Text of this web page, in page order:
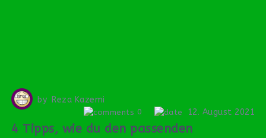
by Reza Kazemi
0 12. August 2021
4 Tipps, wie du den passenden